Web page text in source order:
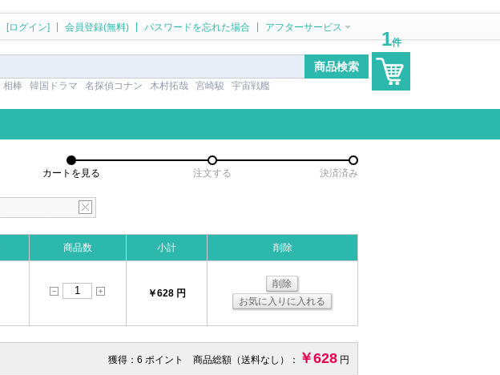
[ログイン] 会員登録(無料) パスワードを忘れた場合 アフターサービス
相棒 韓国ドラマ 名探偵コナン 木村拓哉 宮崎駿 宇宙戦艦
1件
カートを見る 注文する 決済済み
商品数 小計 削除
￥628 円
削除
お気に入りに入れる
獲得：6 ポイント 商品総額（送料なし）： ￥628 円